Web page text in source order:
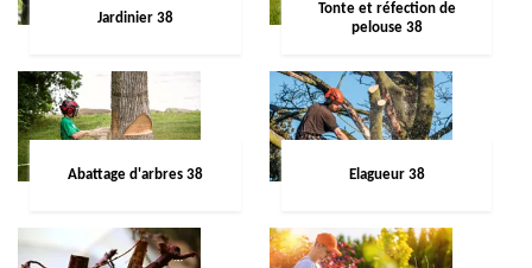
Jardinier 38
Tonte et réfection de
pelouse 38
Abattage d'arbres 38 Elagueur 38